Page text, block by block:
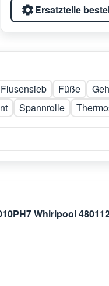
Ersatzteile
Flusensieb Füße
Spannrolle
Whirlpool